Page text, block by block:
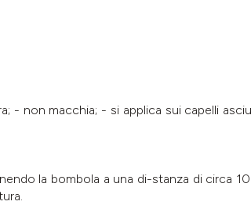
- non macchia; - si applica sui capelli
la bombola a una di-stanza di circa